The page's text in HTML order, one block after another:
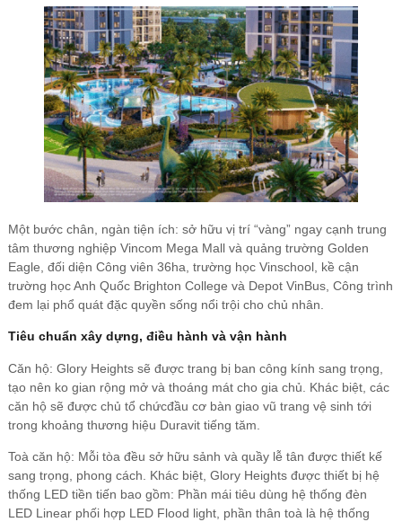
Một bước chân, ngàn tiện ích: sở hữu vị trí “vàng” ngay cạnh trung
tâm thương nghiệp Vincom Mega Mall và quảng trường Golden
Eagle, đối diện Công viên 36ha, trường học Vinschool, kề cận
trường học Anh Quốc Brighton College và Depot VinBus, Công trình
đem lại phổ quát đặc quyền sống nổi trội cho chủ nhân.
Tiêu chuẩn xây dựng, điều hành và vận hành
Căn hộ: Glory Heights sẽ được trang bị ban công kính sang trọng,
tạo nên ko gian rộng mở và thoáng mát cho gia chủ. Khác biệt, các
căn hộ sẽ được chủ tổ chứcđầu cơ bàn giao vũ trang vệ sinh tới
trong khoảng thương hiệu Duravit tiếng tăm.
Toà căn hộ: Mỗi tòa đều sở hữu sảnh và quầy lễ tân được thiết kế
sang trọng, phong cách. Khác biệt, Glory Heights được thiết bị hệ
thống LED tiền tiến bao gồm: Phần mái tiêu dùng hệ thống đèn
LED Linear phối hợp LED Flood light, phần thân toà là hệ thống